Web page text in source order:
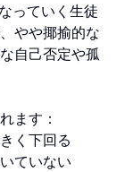
っていく生徒
やや揶揄的な
自己否定や孤
ます：
く下回る
ていない